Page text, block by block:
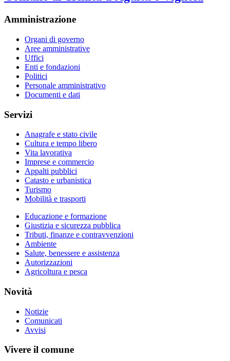
Amministrazione
Organi di governo
Aree amministrative
Uffici
Enti e fondazioni
Politici
Personale amministrativo
Documenti e dati
Servizi
Anagrafe e stato civile
Cultura e tempo libero
Vita lavorativa
Imprese e commercio
Appalti pubblici
Catasto e urbanistica
Turismo
Mobilità e trasporti
Educazione e formazione
Giustizia e sicurezza pubblica
Tributi, finanze e contravvenzioni
Ambiente
Salute, benessere e assistenza
Autorizzazioni
Agricoltura e pesca
Novità
Notizie
Comunicati
Avvisi
Vivere il comune